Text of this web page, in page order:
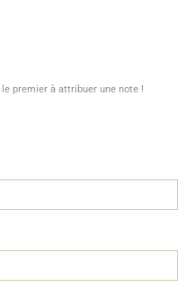
le premier à attribuer une note !